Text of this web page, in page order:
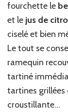
fourchette le
et le jus de
ciselé et bien
Le tout se
ramequin
tartiné
tartines grillées
croustillante…